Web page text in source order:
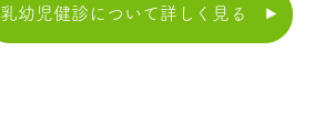
乳幼児健診について詳しく見る